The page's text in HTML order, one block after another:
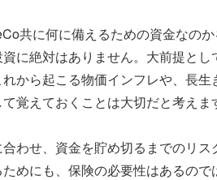
共に何に備えるための資金なの
に絶対はありません。大前提とし
れから起こる物価インフレや、長
覚えておくことは大切だと考えま
合わせ、資金を貯め切るまでのリ
めにも、保険の必要性はあるので